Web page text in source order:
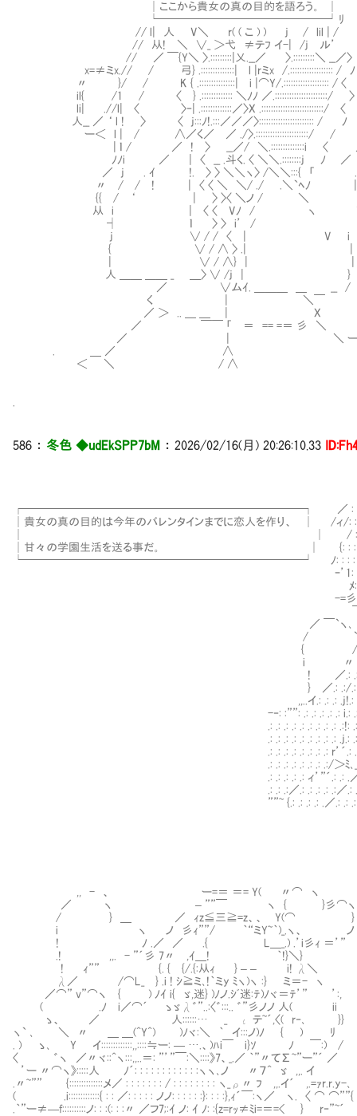
│ここから貴女の真の目的を語ろう。 │ N
└───────────────┘ ﾘ
// l| 人 V＼ r( ( こ ) ) j / lil | /
// 从! ＼ ∨_ ＞弋 ≠テﾌ イ-| /j ル’ 个 – .
// ／ ￣{Y＼ 〉.:::::::::|乂.__／ 〉.:::::::::＼ __／
x=≠ミx.// / 弓} .::::::::::::::| l |rミx /.:::::::::::::::::: / ﾉ
〃 }/ / K { .:::::::::::::::| i |⌒Y/
il{ /1 / 〈 } .::::::::::::: ＼ﾉﾉ ／
li| .//l| 〈 〉‐| .:::::::::::::／〉X
人__ ／ ‘ l ! 〉 〈 j:::ﾉ!.:::／／／〉
ー＜ l | / ∧／く／ ／ ./〉
| ｌ / ／ ! 〉 __／/ ＼.::::::::::::::i
ﾉﾉi ／ | 〈 __ .斗く. 〈 ＼＼.::::::::j
／ j . ｲ !. 〉 〉 ＼＼ヽ〉 /＼＼:::{ 「 .’
〃 / / ! | 〈 〈 ＼ ＼/ ./ .＼`ﾍﾉ |
{{ / ‘ | 〉 〉〈 ＼ノ / ＼
从 i | 〈 〈 Vﾉ / ヽ
┤ ｌ 〉 〉 i’ /
j ∨ / / 〈 | V i
{ ∨ / ∧ 〉 .| |
| ∨ / ∧} | |
人 ＿＿ ＿＿ _ ＿〉 ∨ /j | }
／ ∨ムｲ. ＿＿＿ ＿ __ /
く | ＼￣
／ ＞ .. ＿ ＿ | X
／ ￣￣ 「 ＝ == =＝ 彡 ＼
／ | ＼ ー─ r
. ＿ ／ ∧ /
＜ ＼ / ∧ /
586 ： 冬色 ◆udEkSPP7bM ： 2026/02/16(月) 20:26:10.33
┌─────────────────────────┐ ／ : : : : : : : : ／:
│貴女の真の目的は今年のバレンタインまでに恋人を作り、 │ /
│ │ / : : : : /: ://: :/: : : : : : ;}: : : :ﾞ､ /
│甘々の学園生活を送る事だ。 │ {: : : : : j! /‐{-
└─────────────────────────┘ ﾉ: : : : 孑示
ｰ’1: λ: { 赱ﾀ`( ’”テ心ｲ
ﾒ:{ : ﾄ{､ 弋;;タ)》 : ノ:
-=彡イ人 ／: : ノ: /:
／ ￣`ヽ､ `”,ﾍ 从＞ ”” /-ｭノﾉ}: :
/ `/ζ/ / ,..ィ´ ￣/~｝__〃
{ /∠./ {／ ／､ζ.: /.:}人
i 〃ζイ(`Y´)^! ／ ζ’´,;∠.: .{
! ／.: .: .: ii .ヽ／λ / __ﾌ.: /
} ／.: .:/.: .: λ♡ .: .: .ヽｲ)-イ,イ:::::::
,,..イ.: .: .: .j!.: .: .: .ゞ､: .: .: ,;∠.: ./ 弋
-‐: :””: .: .: .: .: .: i.: .: .: .:♡.: `／:::::::::｀ヾ
.: .: .: .: .: .: .: .: .: .:!: .: .: 〃 .: ｛<(O:)＞::｝
.: .: .: .: .: .: .: .: .: .j.: .: .: ♡. .: .:ゝ
.: .: .: .: .: .: .: .: r’´.: .: .: {!.: .: .:ﾐ.: .:￣
.: .: .: .: .: .: .: .:/＞ﾐ､_,､♡ .: ξ.:
.: .: .: .: .: ィ’”´.: .: .／.:下ー(ﾉ
.: .: .:／.: .: .: .: .:／.: .: ♡.: .: .: .: .: .: .:
””~ {.: .: .: .: .／.: .: .: .jj: .: .: .: .: .: .: .:
,, - 、 ー=＝ ＝= Y( 〃⌒ ヽ
／ ヽ – ””￣ ヽ { }彡⌒ヽ
/ } ＿ ／ ｨz≦三≧=z、、 Y(⌒ }
i ヽ ノ 彡ｨ””/ ｀“ミY~｀)_.ヽ、 ノ
! ﾉ .／ ／ .{ L＿_.) .’i彡ｨ ＝’”
.! ,,. - ”´彡 7〃 ,ｲ＿! ｀!}＼}
! ｨ”” {. { {/.{:从ｨ } – – i! λ＼
λ／ /⌒L_ } .i ! ｼ≧ミ､!｀ミy ﾐヽ)ヽ :} ミ
／⌒” v”⌒ヽ { ) ﾉｲ i{ ゞ,迷} )ﾉノ.ｼﾞ迷:ﾃ)ﾉヾ＝ﾃ’” ’:,
( .ﾉ i／⌒´ ゝゞλ゛”..:〈
ゝ、 ／ 人::::::… _ ι テ~´,〈( r‐､ }} │共に数々の事
ヽ` ､ ＼ 〃 ＿ ＿(^Y^) )
. ) ゝ､ Y イ:::::::::::::,,::::≒ー: — ….、)ﾊi￣
〈 ゛ヽ ／〃ヾ::^ヽ:::,,..＝: ”’”￣:＼::::》7、_.／ ｀
’ー 〃⌒ヽ》:::::人 ﾉ´: : : : : : : : : : : :ヽヽ､ノ 〃７^ ゞ ,,. イ
.〃~”” {::::::::::::::メ／ : : : : : : : / : : : : : : : : ヽ_ρ〃 ﾌ ,,.イ´ ,.=ｧr.r.y-､
( .i:::::::::::::{ : : ／: : : : : ノノ: : : : : :}: : : :},ｨ´￣:ヽ／ ヽ. 〈 ⌒ ⌒””{
.｀”ー≠—f::::::::::ノ: : :(: : :〃 ／フ7;:ｲ ノ: ｲ ﾉ: :{z=rｯ≠ﾐi=＝=< } r‐”~´